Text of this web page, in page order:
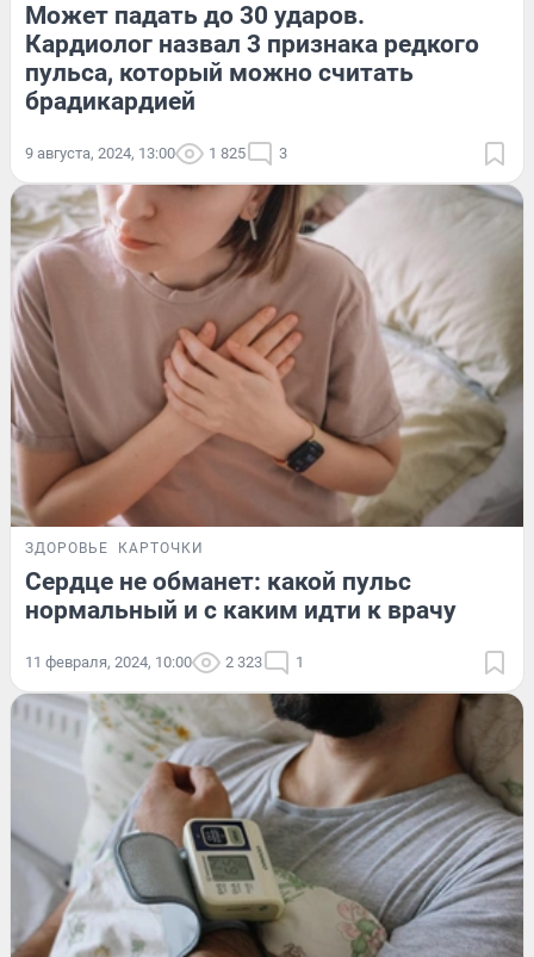
Может падать до 30 ударов.
Кардиолог назвал 3 признака редкого
пульса, который можно считать
брадикардией
9 августа, 2024, 13:00 1 825 3
ЗДОРОВЬЕ КАРТОЧКИ
Сердце не обманет: какой пульс
нормальный и с каким идти к врачу
11 февраля, 2024, 10:00 2 323 1